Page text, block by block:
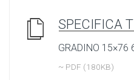
SPECIFICA
GRADINO 15×76
~ PDF (180KB)